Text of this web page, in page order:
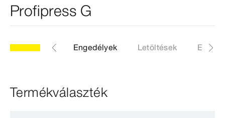
Profipress G
Általános rész Engedélyek Letöltések EPD
Termékválaszték